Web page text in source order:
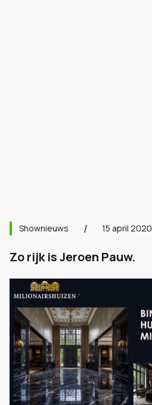
Shownieuws 15 april 2020
Zo rijk is Jeroen Pauw.